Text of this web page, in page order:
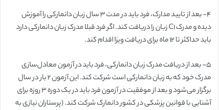
۴- بعد از تایید مدارک، فرد باید در مدت ۳ سال زبان دانمارکی را آموزش
دیده و مدرک C1 زبان را دریافت کند. اگر فرد قبلا مدرک زبان دانمارکی دارد
باید حداکثر تا ۱۲ ماه برای دریافت ویزا اقدام کند.
۵- بعد از دریافت مدرک زبان دانمارکی، فرد باید در آزمون معادل‌سازی
مدرک خود که به زبان دانمارکی است شرکت کند. این آزمون ۲ بار در سال
برگزار می‌شود و بعد از موفقیت در آزمون فرد باید در یک دوره ۳ روزه برای
آشنایی با قوانین پزشکی در کشور دانمارک شرکت کند. (پرستاران نیازی به